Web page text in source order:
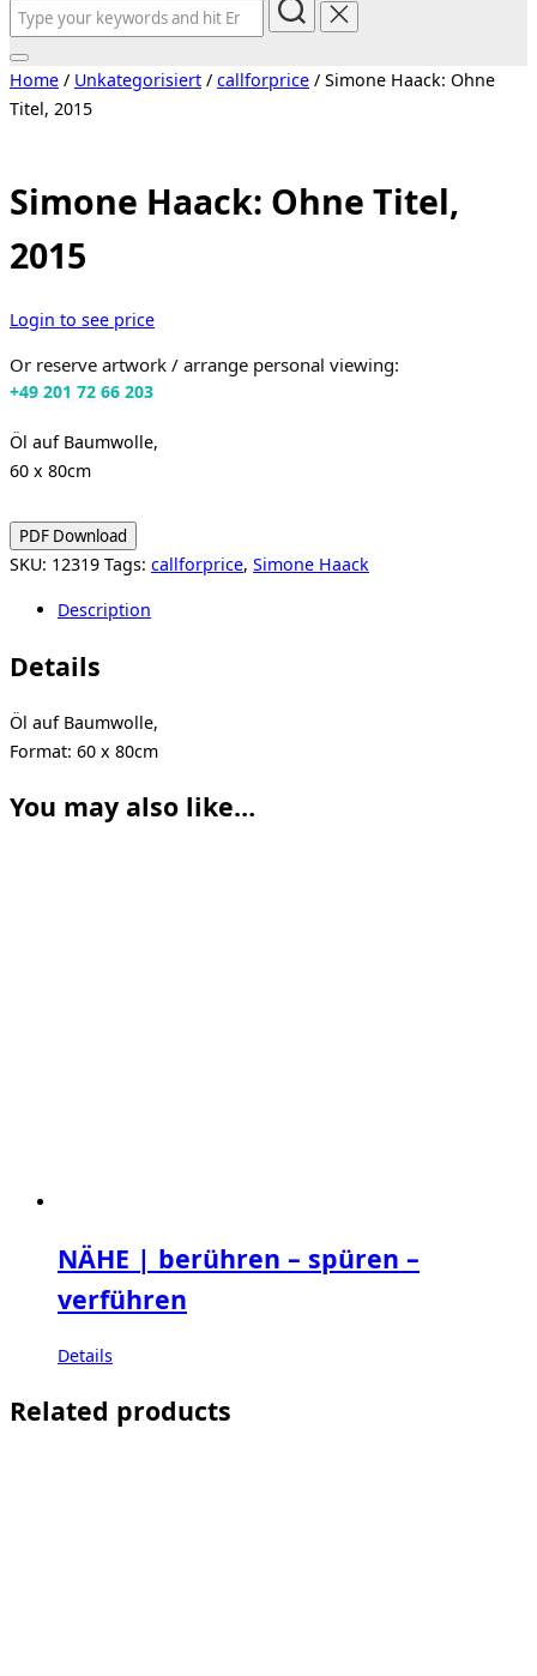
Search
for:
Toggle
sidebar
&
Home / Unkategorisiert / callforprice / Simone Haack: Ohne
Titel, 2015
Simone Haack: Ohne Titel,
2015
Login to see price
Or reserve artwork / arrange personal viewing:
+49 201 72 66 203
Öl auf Baumwolle,
60 x 80cm
PDF Download
SKU: 12319 Tags: callforprice, Simone Haack
Description
Details
Öl auf Baumwolle,
Format: 60 x 80cm
You may also like…
NÄHE | berühren – spüren –
verführen
Details
Related products